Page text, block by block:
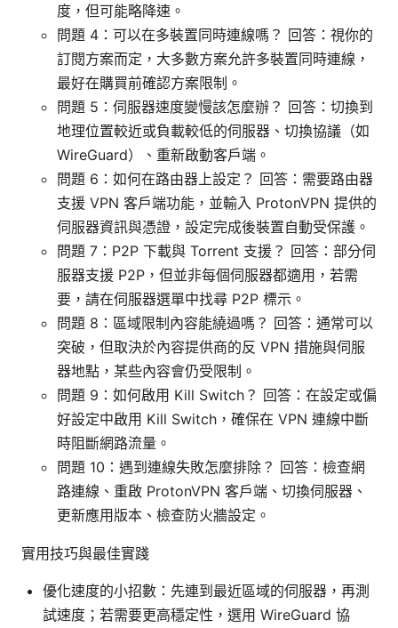
度，但可能略降速。
問題 4：可以在多裝置同時連線嗎？ 回答：視你的
訂閱方案而定，大多數方案允許多裝置同時連線，
最好在購買前確認方案限制。
問題 5：伺服器速度變慢該怎麼辦？ 回答：切換到
地理位置較近或負載較低的伺服器、切換協議（如
WireGuard）、重新啟動客戶端。
問題 6：如何在路由器上設定？ 回答：需要路由器
支援 VPN 客戶端功能，並輸入 ProtonVPN 提供的
伺服器資訊與憑證，設定完成後裝置自動受保護。
問題 7：P2P 下載與 Torrent 支援？ 回答：部分伺
服器支援 P2P，但並非每個伺服器都適用，若需
要，請在伺服器選單中找尋 P2P 標示。
問題 8：區域限制內容能繞過嗎？ 回答：通常可以
突破，但取決於內容提供商的反 VPN 措施與伺服
器地點，某些內容會仍受限制。
問題 9：如何啟用 Kill Switch？ 回答：在設定或偏
好設定中啟用 Kill Switch，確保在 VPN 連線中斷
時阻斷網路流量。
問題 10：遇到連線失敗怎麼排除？ 回答：檢查網
路連線、重啟 ProtonVPN 客戶端、切換伺服器、
更新應用版本、檢查防火牆設定。
實用技巧與最佳實踐
優化速度的小招數：先連到最近區域的伺服器，再測
試速度；若需要更高穩定性，選用 WireGuard 協